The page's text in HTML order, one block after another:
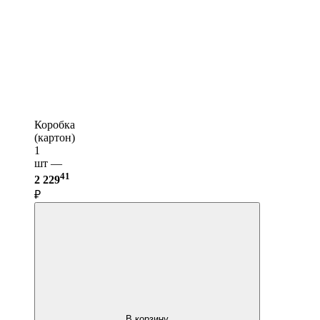
Коробка
(картон)
1
шт —
2 22941
₽